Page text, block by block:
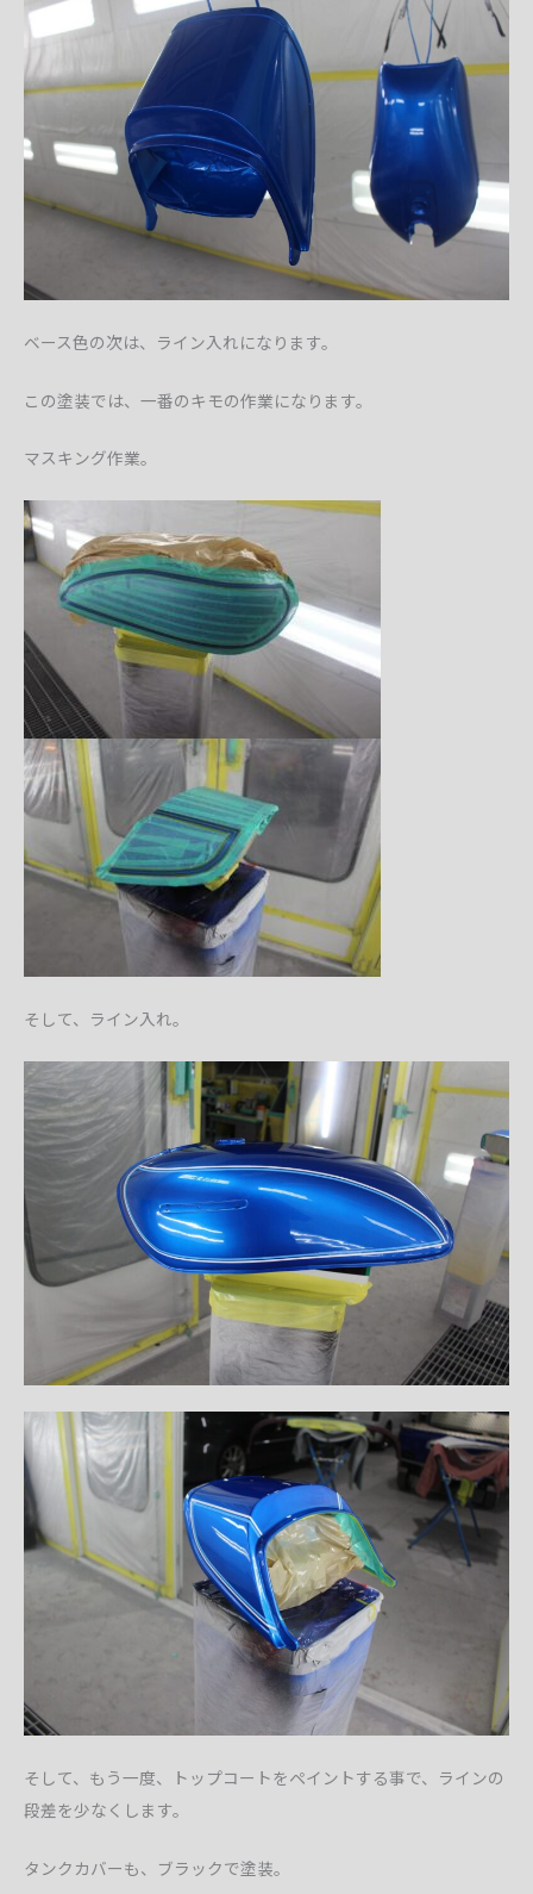
ベース色の次は、ライン入れになります。
この塗装では、一番のキモの作業になります。
マスキング作業。
そして、ライン入れ。
そして、もう一度、トップコートをペイントする事で、ラインの
段差を少なくします。
タンクカバーも、ブラックで塗装。